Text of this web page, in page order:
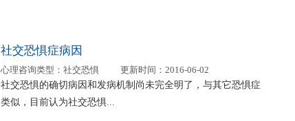
社交恐惧症病因
心理咨询类型：社交恐惧 更新时间： 2016-06-02
社交恐惧的确切病因和发病机制尚未完全明了，与其它恐惧症
类似，目前认为社交恐惧...